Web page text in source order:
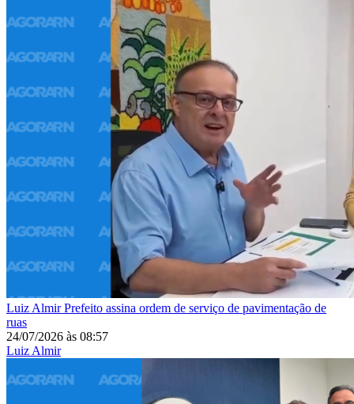
Luiz AlmirPrefeito assina ordem de serviço de pavimentação de
ruas
24/07/2026 às 08:57
Luiz Almir